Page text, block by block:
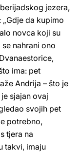
jezera,
da kupimo
novca koji su
nahrani ono
ima: pet
Andrija – što je
sjajan ovaj
svojih pet
potrebno,
tjera na
takvi, imaju